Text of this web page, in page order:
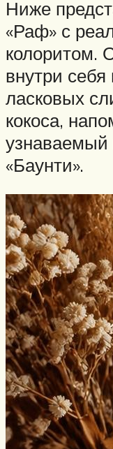
Ниже
«Раф» с
колоритом.
внутри
ласковых
кокоса,
«Баунти».